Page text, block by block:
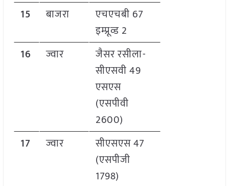
15
बाजरा
एचएचबी 67
इम्प्रूव्ड 2
16
ज्वार
जैसर रसीला-
सीएसवी 49
एसएस
(एसपीवी
2600)
17
ज्वार
सीएसएस 47
(एसपीजी
1798)